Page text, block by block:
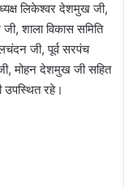
लिकेश्वर देशमुख जी,
शाला विकास समिति
जी, पूर्व सरपंच
मोहन देशमुख जी सहित
उपस्थित रहे।